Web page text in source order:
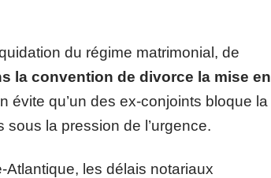
du régime matrimonial, de
la convention de divorce la mise en
évite qu’un des ex-conjoints bloque la
sous la pression de l’urgence.
Atlantique, les délais notariaux